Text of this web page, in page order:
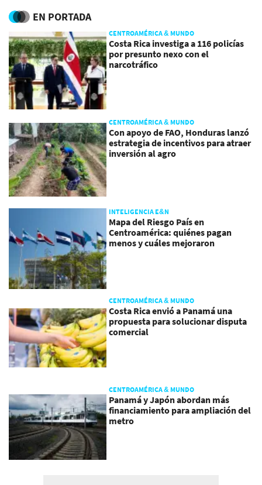
EN PORTADA
CENTROAMÉRICA & MUNDO
Costa Rica investiga a 116 policías
por presunto nexo con el
narcotráfico
CENTROAMÉRICA & MUNDO
Con apoyo de FAO, Honduras lanzó
estrategia de incentivos para atraer
inversión al agro
INTELIGENCIA E&N
Mapa del Riesgo País en
Centroamérica: quiénes pagan
menos y cuáles mejoraron
CENTROAMÉRICA & MUNDO
Costa Rica envió a Panamá una
propuesta para solucionar disputa
comercial
CENTROAMÉRICA & MUNDO
Panamá y Japón abordan más
financiamiento para ampliación del
metro